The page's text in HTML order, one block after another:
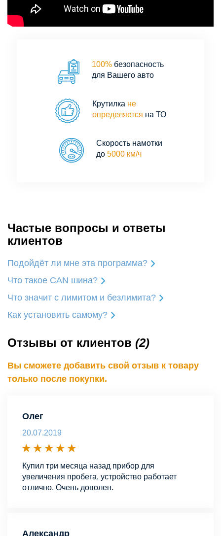
100%безопасность
для Вашего авто
Крутилка не
определяется на ТО
Скорость намотки
до 5000 км/ч
Частые вопросы и ответы
клиентов
Подойдёт ли мне эта программа?
Что такое CAN шина?
Что значит с лимитом и безлимита?
Как установить самому?
Отзывы от клиентов (2)
Вы сможете добавить свой отзыв к товару
только после покупки.
Олег
20.07.2019
Купил три месяца назад прибор для
увеличения пробега, устройство работает
отлично. Очень доволен.
Александр